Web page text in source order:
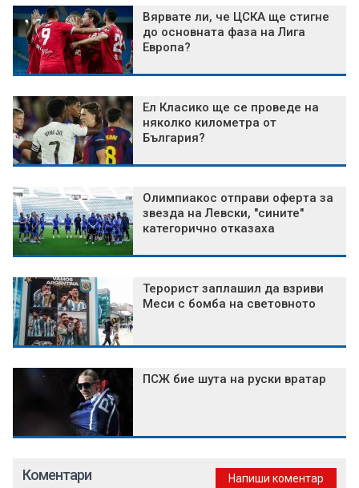
Вярвате ли, че ЦСКА ще стигне
до основната фаза на Лига
Европа?
Ел Класико ще се проведе на
няколко километра от
България?
Олимпиакос отправи оферта за
звезда на Левски, "сините"
категорично отказаха
Терорист заплашил да взриви
Меси с бомба на световното
ПСЖ бие шута на руски вратар
Коментари Напиши коментар